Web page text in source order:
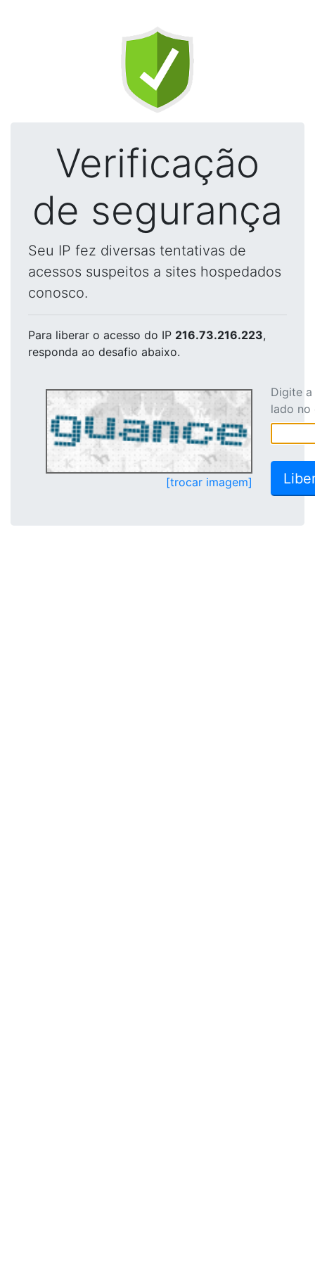
Verificação
de segurança
Seu IP fez diversas tentativas de
acessos suspeitos a sites hospedados
conosco.
Para liberar o acesso do IP 216.73.216.223,
responda ao desafio abaixo.
[trocar imagem]
Digite
lado no